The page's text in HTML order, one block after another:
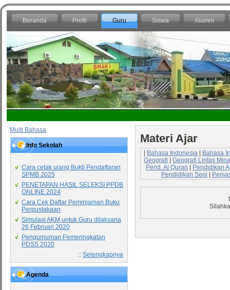
Beranda Profil Guru Siswa Alumni
Multi Bahasa
Info Sekolah
Cara cetak ulang Bukti Pendaftaran
SPMB 2025
PENETAPAN HASIL SELEKSI PPDB
ONLINE 2024
Cara Cek Daftar Peminjaman Buku
Perpustakaan
Simulasi AKM untuk Guru dilaksana
26 Februari 2020
Pengumuman Pemeringkatan
PDSS 2020
:: Selengkapnya
Agenda
Materi Ajar
| Bahasa Indonesia | Bahasa
Geografi |Geografi Lintas
Pend. Al Quran | Pendidikan
Pendidikan Seni |